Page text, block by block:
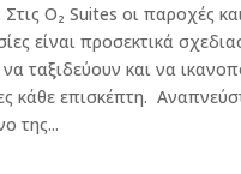
Ο₂ Suites οι παροχές
είναι προσεκτικά
ταξιδεύουν και να
κάθε επισκέπτη.
της...